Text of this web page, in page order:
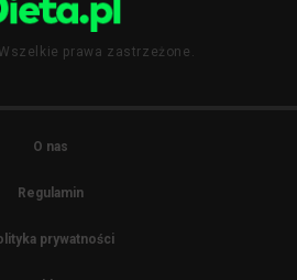
prawa zastrzeżone.
O nas
Regulamin
prywatności